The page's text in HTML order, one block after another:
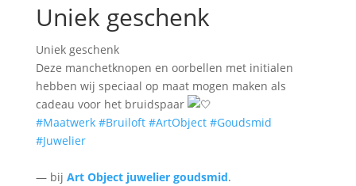
Uniek geschenk
Uniek geschenk
Deze manchetknopen en oorbellen met initialen
hebben wij speciaal op maat mogen maken als
cadeau voor het bruidspaar
#Maatwerk #Bruiloft #ArtObject #Goudsmid
#Juwelier
— bij Art Object juwelier goudsmid.